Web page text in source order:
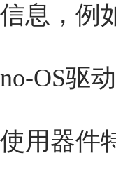
信息，例
no-OS驱
使用器件